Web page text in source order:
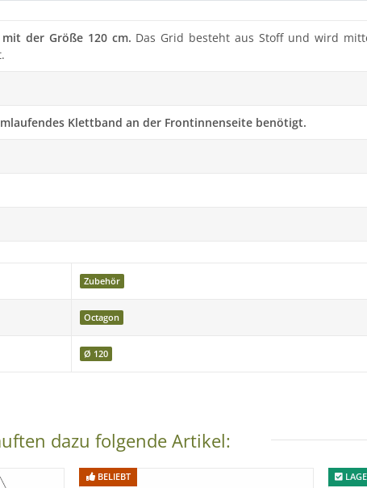
der Größe 120 cm. Das Grid besteht aus Stoff und wird
Klettband an der Frontinnenseite benötigt.
Zubehör
Octagon
Ø 120
dazu folgende Artikel:
BELIEBT